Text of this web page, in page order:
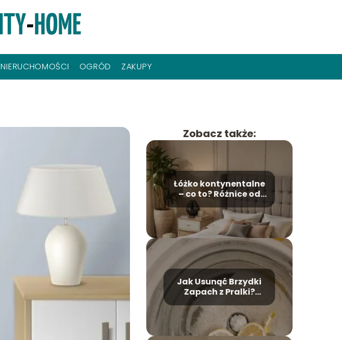
NIERUCHOMOŚCI OGRÓD ZAKUPY
Zobacz także:
Łóżko kontynentalne
– co to? Różnice od
tradycyjnego
Jak Usunąć Brzydki
Zapach z Pralki?
Skuteczne Domowe
Metody